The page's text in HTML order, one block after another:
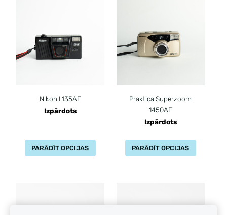
Nikon L135AF
Izpārdots
PARĀDĪT OPCIJAS
Praktica Superzoom
1450AF
Izpārdots
PARĀDĪT OPCIJAS